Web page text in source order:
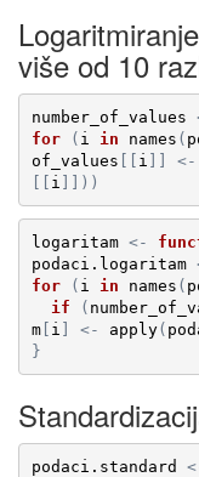
više od 10
number_of_values
for
( i in names (
of_values [ [ i ] ] <-
[ [ i ] ] ) )
logaritam <-
podaci.logaritam
for
( i in names (
if
(
m[ i ] <- apply(
}
podaci.standard